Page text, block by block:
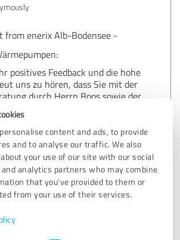
content and ads, to provide
and to analyse our traffic. We also
your use of our site with our social
analytics partners who may combine
that you’ve provided to them or
from your use of their services.
from enerix Alb-Bodensee -
positives Feedback und die hohe
uns zu hören, dass Sie mit der
durch Herrn Boos sowie der
Dachmontage-Crew
Empfehlung ist uns sehr wichtig.
Anmerkungen oder Anliegen
bitte nicht, uns zu kontaktieren.
Alb-Bodensee
5